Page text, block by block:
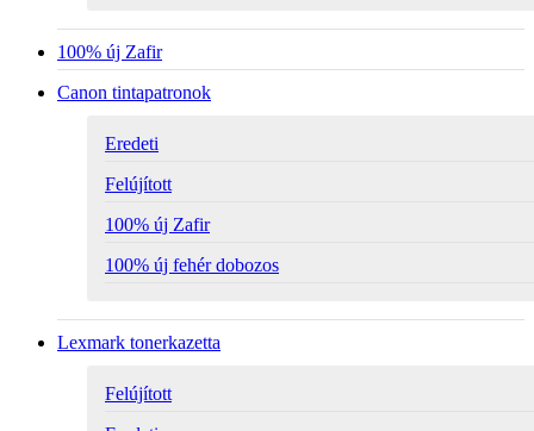
100% új Zafir
Canon tintapatronok
Eredeti
Felújított
100% új Zafir
100% új fehér dobozos
Lexmark tonerkazetta
Felújított